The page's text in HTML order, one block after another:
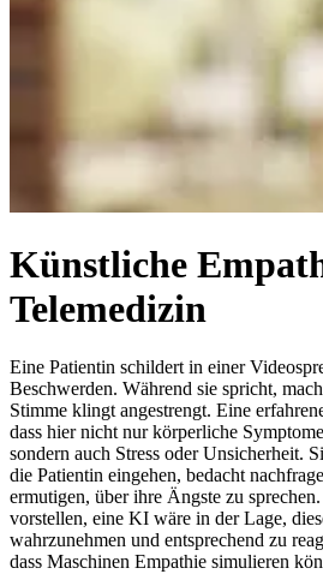
Künstliche
Telemedizin
Eine Patientin schildert in einer
Beschwerden. Während sie spricht,
Stimme klingt angestrengt. Eine
dass hier nicht nur körperliche
sondern auch Stress oder Unsicherheit.
die Patientin eingehen, bedacht
ermutigen, über ihre Ängste zu
vorstellen, eine KI wäre in der Lage,
wahrzunehmen und entsprechend zu
dass Maschinen Empathie simulieren